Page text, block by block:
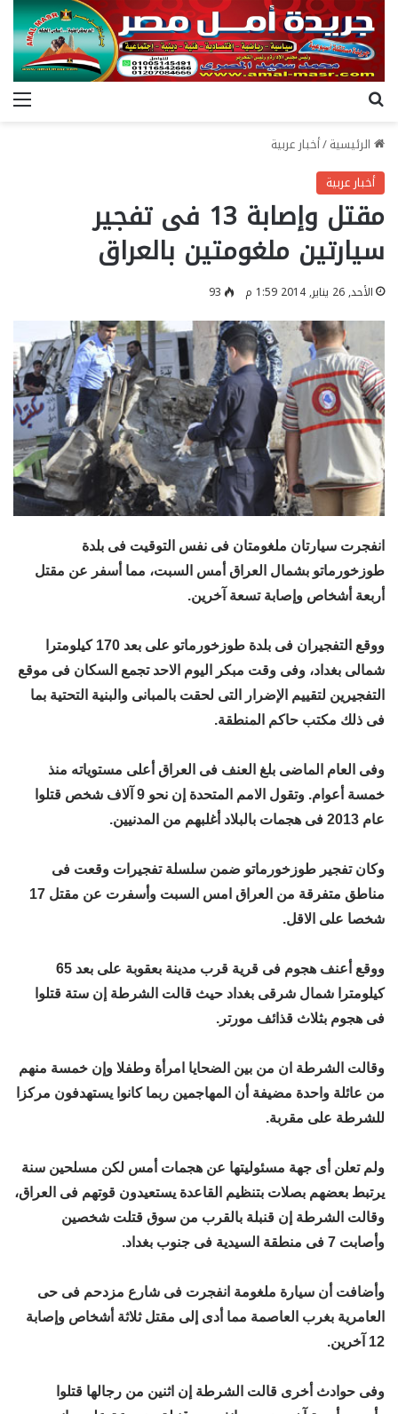
الرئيسية/أخبار عربية
أخبار عربية
مقتل وإصابة 13 فى تفجير
سيارتين ملغومتين بالعراق
الأحد, 26 يناير, 2014 1:59 م 93
انفجرت سيارتان ملغومتان فى نفس التوقيت فى بلدة
طوزخورماتو بشمال العراق أمس السبت، مما أسفر عن مقتل
أربعة أشخاص وإصابة تسعة آخرين.
ووقع التفجيران فى بلدة طوزخورماتو على بعد 170 كيلومترا
شمالى بغداد، وفى وقت مبكر اليوم الاحد تجمع السكان فى موقع
التفجيرين لتقييم الإضرار التى لحقت بالمبانى والبنية التحتية بما
فى ذلك مكتب حاكم المنطقة.
وفى العام الماضى بلغ العنف فى العراق أعلى مستوياته منذ
خمسة أعوام. وتقول الامم المتحدة إن نحو 9 آلاف شخص قتلوا
عام 2013 فى هجمات بالبلاد أغلبهم من المدنيين.
وكان تفجير طوزخورماتو ضمن سلسلة تفجيرات وقعت فى
مناطق متفرقة من العراق امس السبت وأسفرت عن مقتل 17
شخصا على الاقل.
ووقع أعنف هجوم فى قرية قرب مدينة بعقوبة على بعد 65
كيلومترا شمال شرقى بغداد حيث قالت الشرطة إن ستة قتلوا
فى هجوم بثلاث قذائف مورتر.
وقالت الشرطة ان من بين الضحايا امرأة وطفلا وإن خمسة منهم
من عائلة واحدة مضيفة أن المهاجمين ربما كانوا يستهدفون مركزا
للشرطة على مقربة.
ولم تعلن أى جهة مسئوليتها عن هجمات أمس لكن مسلحين سنة
يرتبط بعضهم بصلات بتنظيم القاعدة يستعيدون قوتهم فى العراق،
وقالت الشرطة إن قنبلة بالقرب من سوق قتلت شخصين
وأصابت 7 فى منطقة السيدية فى جنوب بغداد.
وأضافت أن سيارة ملغومة انفجرت فى شارع مزدحم فى حى
العامرية بغرب العاصمة مما أدى إلى مقتل ثلاثة أشخاص وإصابة
12 آخرين.
وفى حوادث أخرى قالت الشرطة إن اثنين من رجالها قتلوا